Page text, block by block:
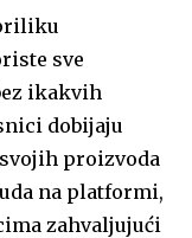
sve
ikakvih
dobijaju
proizvoda
na platformi,
zahvaljujući